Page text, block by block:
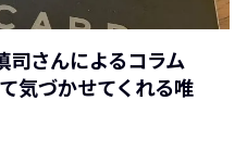
さんによるコラム
気づかせてくれる唯